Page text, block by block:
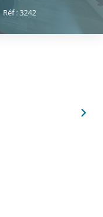
Réf : 3242